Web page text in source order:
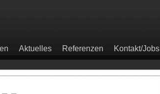
Aktuelles Referenzen Kontakt/Jobs
A A A